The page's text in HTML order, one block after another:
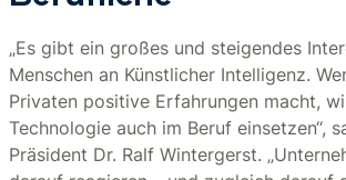
„Es gibt ein großes und steigendes
Menschen an Künstlicher Intelligenz.
Privaten positive Erfahrungen macht,
Technologie auch im Beruf einsetzen“,
Präsident Dr. Ralf Wintergerst.